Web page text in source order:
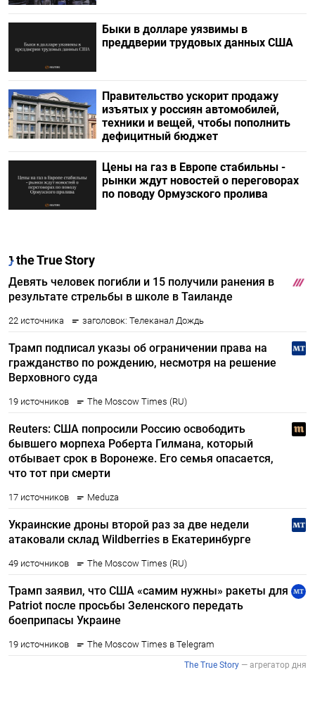
Быки в долларе уязвимы в
преддверии трудовых данных США
Правительство ускорит продажу
изъятых у россиян автомобилей,
техники и вещей, чтобы пополнить
дефицитный бюджет
Цены на газ в Европе стабильны -
рынки ждут новостей о переговорах
по поводу Ормузского пролива